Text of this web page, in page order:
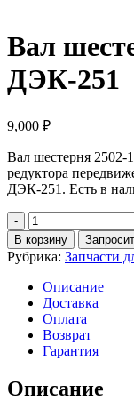
Вал
ДЭК-251
9,000 ₽
Вал шестерня 2502-
редуктора
ДЭК-251. Есть в
Количество
Вал
шестерня
2502-
ДЭК-251
В корзину
Рубрика: Запчасти
Описание
Доставка
Оплата
Возврат
Гарантия
Описание